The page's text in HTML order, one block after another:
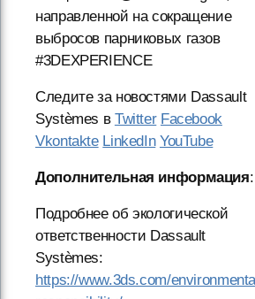
направленной на сокращение
выбросов парниковых газов
#3DEXPERIENCE
Следите за новостями Dassault
Systèmes в Twitter Facebook
Vkontakte LinkedIn YouTube
Дополнительная информация:
Подробнее об экологической
ответственности Dassault
Systèmes:
https://www.3ds.com/